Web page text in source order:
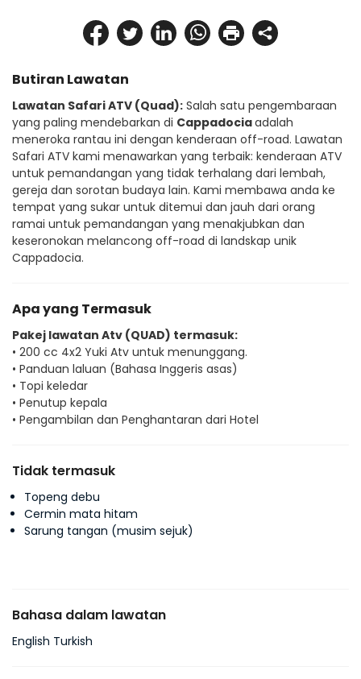
Butiran Lawatan
Lawatan Safari ATV (Quad): Salah satu pengembaraan
yang paling mendebarkan di Cappadocia adalah
meneroka rantau ini dengan kenderaan off-road. Lawatan
Safari ATV kami menawarkan yang terbaik: kenderaan ATV
untuk pemandangan yang tidak terhalang dari lembah,
gereja dan sorotan budaya lain. Kami membawa anda ke
tempat yang sukar untuk ditemui dan jauh dari orang
ramai untuk pemandangan yang menakjubkan dan
keseronokan melancong off-road di landskap unik
Cappadocia.
Apa yang Termasuk
Pakej lawatan Atv (QUAD) termasuk:
• 200 cc 4x2 Yuki Atv untuk menunggang.
• Panduan laluan (Bahasa Inggeris asas)
• Topi keledar
• Penutup kepala
• Pengambilan dan Penghantaran dari Hotel
Tidak termasuk
Topeng debu
Cermin mata hitam
Sarung tangan (musim sejuk)
Bahasa dalam lawatan
English Turkish